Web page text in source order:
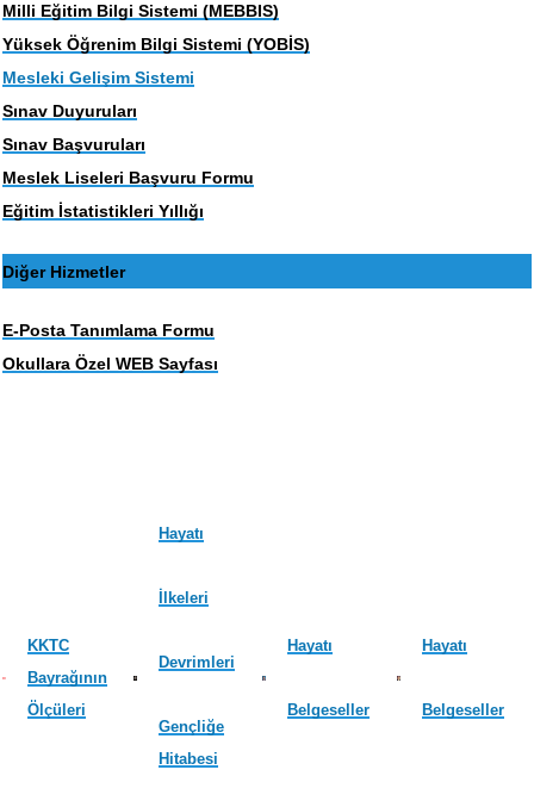
Milli Eğitim Bilgi Sistemi (MEBBIS)
Yüksek Öğrenim Bilgi Sistemi (YOBİS)
Mesleki Gelişim Sistemi
Sınav Duyuruları
Sınav Başvuruları
Meslek Liseleri Başvuru Formu
Eğitim İstatistikleri Yıllığı
Diğer Hizmetler
E-Posta Tanımlama Formu
Okullara Özel WEB Sayfası
KKTC
Bayrağının
Ölçüleri
Hayatı
İlkeleri
Devrimleri
Gençliğe
Hitabesi
Hayatı
Belgeseller
Hayatı
Belgeseller